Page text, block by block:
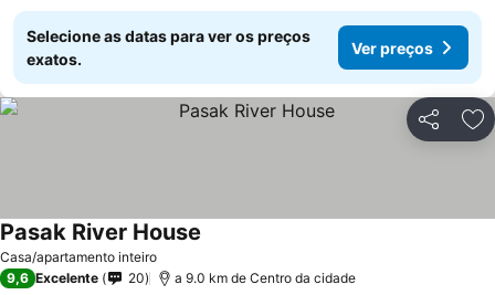
Selecione as datas para ver os preços
exatos.
Ver preços
Partilhar
Casa/apartamento inteiro
Pasak River House
9,6 Excelente 20 a 9.0 km de Centro da cidade